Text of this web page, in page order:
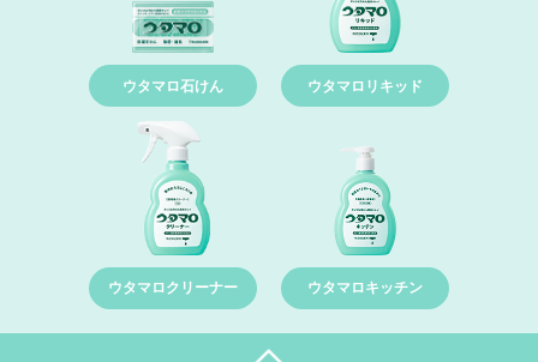
ウタマロ石けん ウタマロリキッド
ウタマロクリーナー ウタマロキッチン